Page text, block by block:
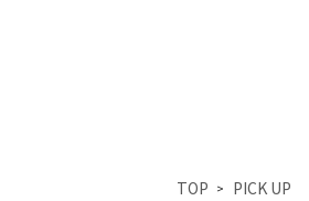
TOP PICK UP